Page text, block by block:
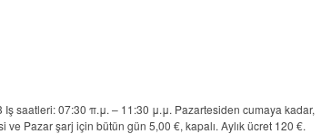
saatleri: 07:30 π.μ. – 11:30 μ.μ. Pazartesiden cumaya kadar,
Pazar şarj için bütün gün 5,00 €, kapalı. Aylık ücret 120 €.